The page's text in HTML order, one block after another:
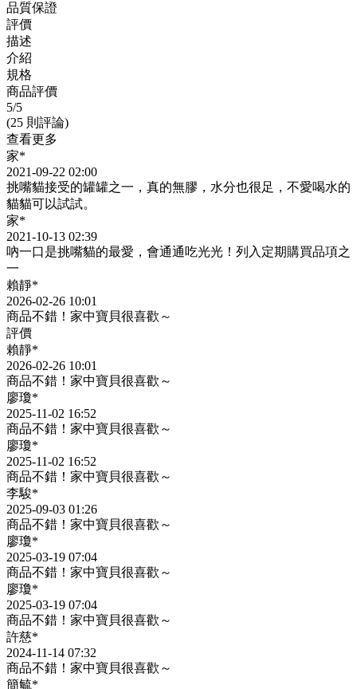
品質保證
評價
描述
介紹
規格
商品評價
5/5
(25 則評論)
查看更多
家*
2021-09-22 02:00
挑嘴貓接受的罐罐之一，真的無膠，水分也很足，不愛喝水的
貓貓可以試試。
家*
2021-10-13 02:39
吶一口是挑嘴貓的最愛，會通通吃光光！列入定期購買品項之
一
賴靜*
2026-02-26 10:01
商品不錯！家中寶貝很喜歡～
評價
賴靜*
2026-02-26 10:01
商品不錯！家中寶貝很喜歡～
廖瓊*
2025-11-02 16:52
商品不錯！家中寶貝很喜歡～
廖瓊*
2025-11-02 16:52
商品不錯！家中寶貝很喜歡～
李駿*
2025-09-03 01:26
商品不錯！家中寶貝很喜歡～
廖瓊*
2025-03-19 07:04
商品不錯！家中寶貝很喜歡～
廖瓊*
2025-03-19 07:04
商品不錯！家中寶貝很喜歡～
許慈*
2024-11-14 07:32
商品不錯！家中寶貝很喜歡～
簡毓*